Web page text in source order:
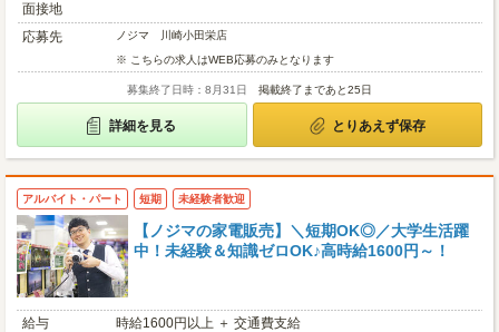
面接地
応募先
ノジマ 川崎小田栄店
※ こちらの求人はWEB応募のみとなります
募集終了日時：8月31日 掲載終了まであと25日
詳細を見る とりあえず保存
アルバイト・パート 短期 未経験者歓迎
【ノジマの家電販売】＼短期OK◎／大学生活躍
中！未経験＆知識ゼロOK♪高時給1600円～！
給与
時給1600円以上 ＋ 交通費支給